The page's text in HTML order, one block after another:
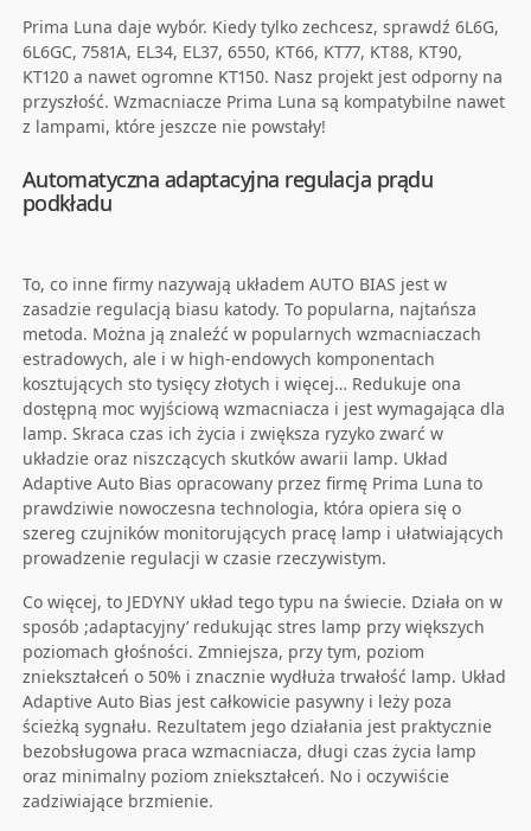
Prima Luna daje wybór. Kiedy tylko zechcesz, sprawdź 6L6G,
6L6GC, 7581A, EL34, EL37, 6550, KT66, KT77, KT88, KT90,
KT120 a nawet ogromne KT150. Nasz projekt jest odporny na
przyszłość. Wzmacniacze Prima Luna są kompatybilne nawet
z lampami, które jeszcze nie powstały!
Automatyczna adaptacyjna regulacja prądu
podkładu
To, co inne firmy nazywają układem AUTO BIAS jest w
zasadzie regulacją biasu katody. To popularna, najtańsza
metoda. Można ją znaleźć w popularnych wzmacniaczach
estradowych, ale i w high-endowych komponentach
kosztujących sto tysięcy złotych i więcej… Redukuje ona
dostępną moc wyjściową wzmacniacza i jest wymagająca dla
lamp. Skraca czas ich życia i zwiększa ryzyko zwarć w
układzie oraz niszczących skutków awarii lamp. Układ
Adaptive Auto Bias opracowany przez firmę Prima Luna to
prawdziwie nowoczesna technologia, która opiera się o
szereg czujników monitorujących pracę lamp i ułatwiających
prowadzenie regulacji w czasie rzeczywistym.
Co więcej, to JEDYNY układ tego typu na świecie. Działa on w
sposób ;adaptacyjny’ redukując stres lamp przy większych
poziomach głośności. Zmniejsza, przy tym, poziom
zniekształceń o 50% i znacznie wydłuża trwałość lamp. Układ
Adaptive Auto Bias jest całkowicie pasywny i leży poza
ścieżką sygnału. Rezultatem jego działania jest praktycznie
bezobsługowa praca wzmacniacza, długi czas życia lamp
oraz minimalny poziom zniekształceń. No i oczywiście
zadziwiające brzmienie.